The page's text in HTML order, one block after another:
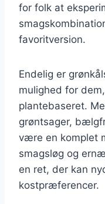
for folk at
favoritversion.
Endelig er
mulighed for
plantebaseret.
grøntsager,
være en komplet
smagsløg og
en ret, der kan
kostpræferencer.